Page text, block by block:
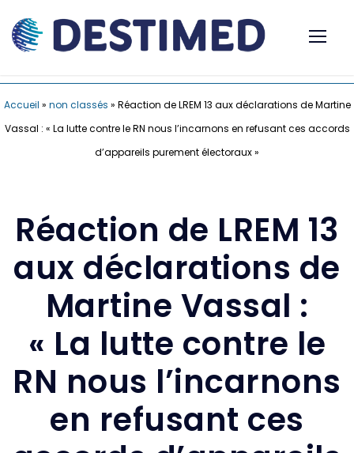
Accueil » non classés » Réaction de LREM 13 aux déclarations de Martine
Vassal : « La lutte contre le RN nous l’incarnons en refusant ces accords
d’appareils purement électoraux »
Réaction de LREM 13
aux déclarations de
Martine Vassal :
« La lutte contre le
RN nous l’incarnons
en refusant ces